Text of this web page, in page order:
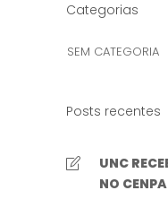
Categorias
SEM CATEGORIA
Posts recentes
UNC
NO